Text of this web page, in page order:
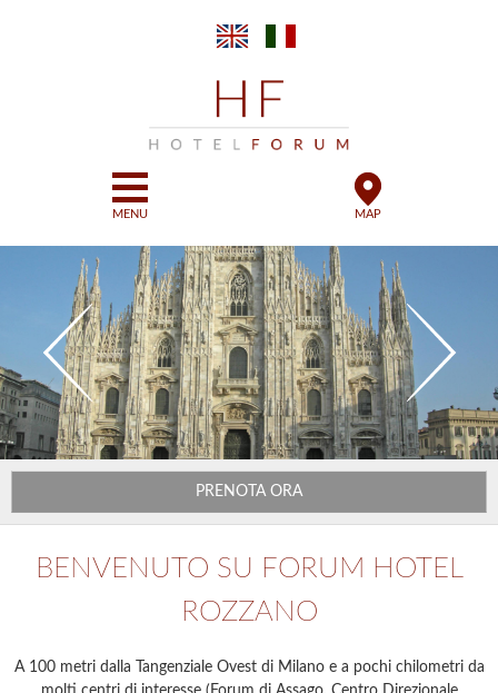
contenuto
MAP
MENU
PRENOTA ORA
BENVENUTO SU FORUM HOTEL
ROZZANO
A 100 metri dalla Tangenziale Ovest di Milano e a pochi chilometri da